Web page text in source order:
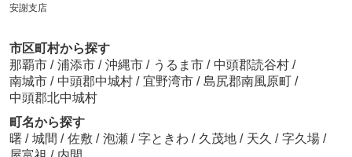
安謝支店
市区町村から探す
那覇市 / 浦添市 / 沖縄市 / うるま市 / 中頭郡読谷村 /
南城市 / 中頭郡中城村 / 宜野湾市 / 島尻郡南風原町 /
中頭郡北中城村
町名から探す
曙 / 城間 / 佐敷 / 泡瀬 / 字ときわ / 久茂地 / 天久 / 字久場 /